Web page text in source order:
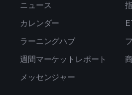
ニュース
カレンダー
ラーニングハブ
週間マーケットレポート
メッセンジャー